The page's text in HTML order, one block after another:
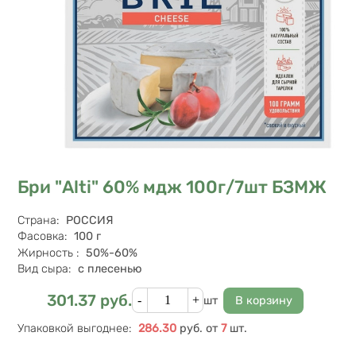
Бри "Alti" 60% мдж 100г/7шт БЗМЖ
Характеристики
Страна: РОССИЯ
Фасовка: 100 г
Жирность : 50%-60%
Вид сыра: с плесенью
Цена
301.37 руб.Кол-во шт
Упаковкой выгоднее: 286.30 руб. от 7 шт.